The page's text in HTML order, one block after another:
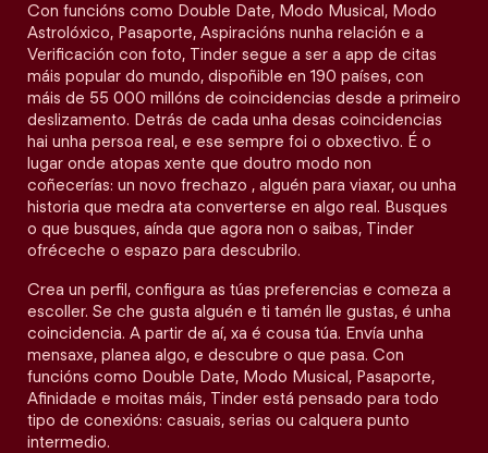
Con funcións como Double Date, Modo Musical, Modo
Astrolóxico, Pasaporte, Aspiracións nunha relación e a
Verificación con foto, Tinder segue a ser a app de citas
máis popular do mundo, dispoñible en 190 países, con
máis de 55 000 millóns de coincidencias desde a primeiro
deslizamento. Detrás de cada unha desas coincidencias
hai unha persoa real, e ese sempre foi o obxectivo. É o
lugar onde atopas xente que doutro modo non
coñecerías: un novo frechazo , alguén para viaxar, ou unha
historia que medra ata converterse en algo real. Busques
o que busques, aínda que agora non o saibas, Tinder
ofréceche o espazo para descubrilo.
Crea un perfil, configura as túas preferencias e comeza a
escoller. Se che gusta alguén e ti tamén lle gustas, é unha
coincidencia. A partir de aí, xa é cousa túa. Envía unha
mensaxe, planea algo, e descubre o que pasa. Con
funcións como Double Date, Modo Musical, Pasaporte,
Afinidade e moitas máis, Tinder está pensado para todo
tipo de conexións: casuais, serias ou calquera punto
intermedio.